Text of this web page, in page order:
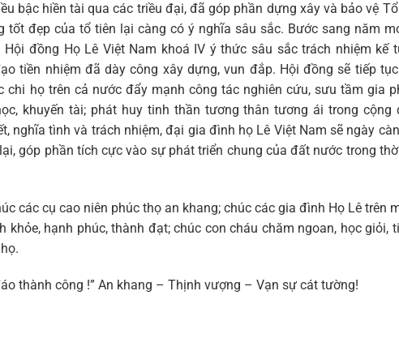
bậc hiền tài qua các triều đại, đã góp phần dựng xây và bảo vệ
tốt đẹp của tổ tiên lại càng có ý nghĩa sâu sắc. Bước sang năm
đồng Họ Lê Việt Nam khoá IV ý thức sâu sắc trách nhiệm kế
tiền nhiệm đã dày công xây dựng, vun đắp. Hội đồng sẽ tiếp
họ trên cả nước đẩy mạnh công tác nghiên cứu, sưu tầm gia
khuyến tài; phát huy tinh thần tương thân tương ái trong cộng
nghĩa tình và trách nhiệm, đại gia đình họ Lê Việt Nam sẽ ngày
góp phần tích cực vào sự phát triển chung của đất nước trong
cụ cao niên phúc thọ an khang; chúc các gia đình Họ Lê trên
hạnh phúc, thành đạt; chúc con cháu chăm ngoan, học giỏi,
công !” An khang – Thịnh vượng – Vạn sự cát tường!